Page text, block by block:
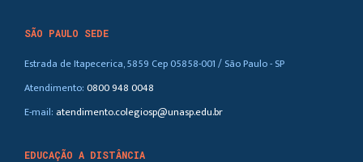
SÃO PAULO SEDE
Estrada de Itapecerica, 5859 Cep 05858-001 / São Paulo - SP
Atendimento:0800 948 0048
E-mail: atendimento.colegiosp@unasp.edu.br
EDUCAÇÃO A DISTÂNCIA